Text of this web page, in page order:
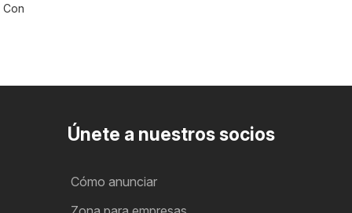
Únete a nuestros socios
Cómo anunciar